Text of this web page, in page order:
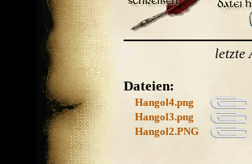
letzte
Dateien:
Hangol4.png
Hangol3.png
Hangol2.PNG